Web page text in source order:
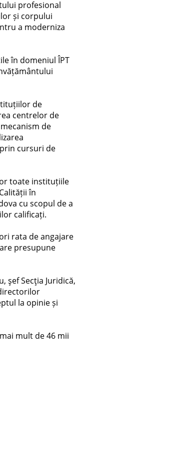
profesional
și corpului
a moderniza
în domeniul ÎPT
de
centrelor de
de
cursuri de
toate instituțiile
în
cu scopul de a
calificați.
rata de angajare
presupune
şef Secţia Juridică,
la opinie și
mult de 46 mii